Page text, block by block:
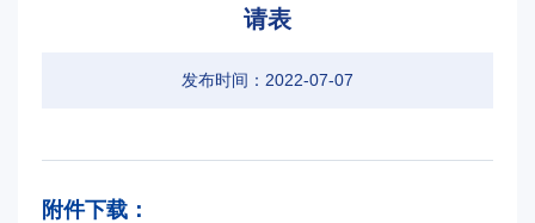
请表
发布时间：2022-07-07
附件下载：